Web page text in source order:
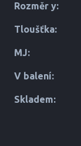
Rozměr y:
Tloušťka:
MJ:
V balení:
Skladem: